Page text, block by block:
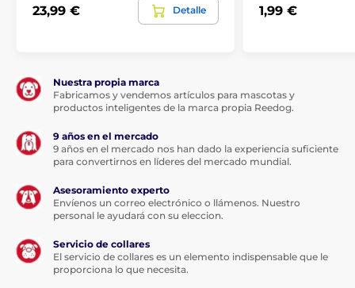
23,99 € Detalle 1,99 €
Nuestra propia marca
Fabricamos y vendemos artículos para mascotas y
productos inteligentes de la marca propia Reedog.
9 años en el mercado
9 años en el mercado nos han dado la experiencia suficiente
para convertirnos en líderes del mercado mundial.
Asesoramiento experto
Envíenos un correo electrónico o llámenos. Nuestro
personal le ayudará con su eleccion.
Servicio de collares
El servicio de collares es un elemento indispensable que le
proporciona lo que necesita.